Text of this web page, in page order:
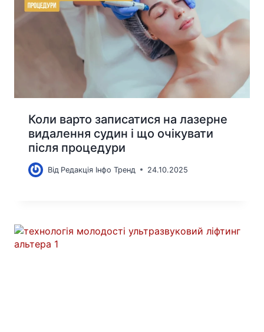
Коли варто записатися на лазерне
видалення судин і що очікувати
після процедури
Від Редакція Інфо Тренд 24.10.2025